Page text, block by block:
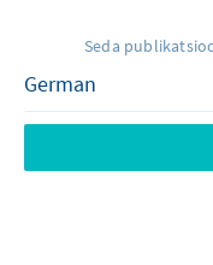
Seda